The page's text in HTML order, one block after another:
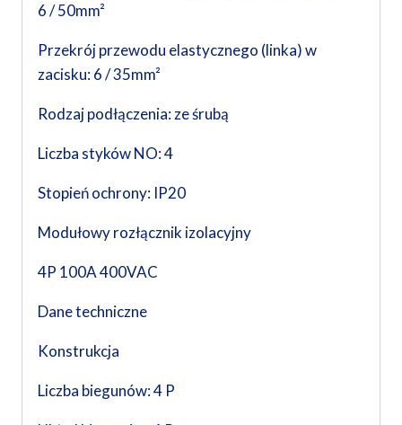
6 / 50mm²
Przekrój przewodu elastycznego (linka) w
zacisku: 6 / 35mm²
Rodzaj podłączenia: ze śrubą
Liczba styków NO: 4
Stopień ochrony: IP20
Modułowy rozłącznik izolacyjny
4P 100A 400VAC
Dane techniczne
Konstrukcja
Liczba biegunów: 4 P